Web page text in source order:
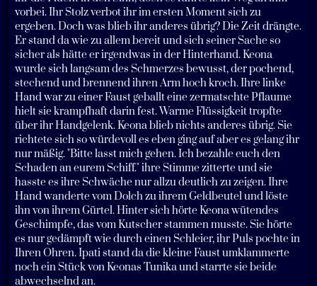
vorbei. Ihr Stolz verbot ihr im ersten Moment sich zu
ergeben. Doch was blieb ihr anderes übrig? Die Zeit drängte.
Er stand da wie zu allem bereit und sich seiner Sache so
sicher als hätte er irgendwas in der Hinterhand. Keona
wurde sich langsam des Schmerzes bewusst, der pochend,
stechend und brennend ihren Arm hoch kroch. Ihre linke
Hand war zu einer Faust geballt eine zermatschte Pflaume
hielt sie krampfhaft darin fest. Warme Flüssigkeit tropfte
über ihr Handgelenk. Keona blieb nichts anderes übrig. Sie
richtete sich so würdevoll es eben ging auf aber es gelang ihr
nur mäßig. "Bitte lasst mich gehen. Ich bezahle euch den
Schaden an eurem Schiff." ihre Stimme zitterte und sie
hasste es ihre Schwäche nur allzu deutlich zu zeigen. Ihre
Hand wanderte vom Dolch zu ihrem Geldbeutel und löste
ihn von ihrem Gürtel. Hinter sich hörte Keona wütendes
Geschimpfe, das vom Kutscher stammen musste. Sie hörte
es nur gedämpft wie durch einen Schleier, ihr Puls pochte in
Ihren Ohren. Ipati stand da die kleine Faust umklammerte
noch ein Stück von Keonas Tunika und starrte sie beide
abwechselnd an.